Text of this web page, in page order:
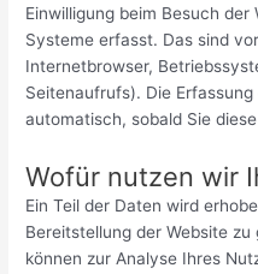
Einwilligung beim Besuch
Systeme erfasst. Das sind
Internetbrowser,
Seitenaufrufs). Die
automatisch, sobald Sie
Wofür nutzen wir
Ein Teil der Daten wird
Bereitstellung der Website
können zur Analyse Ihres